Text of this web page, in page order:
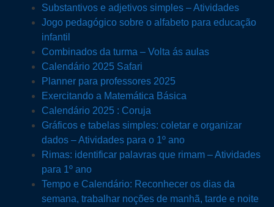
Substantivos e adjetivos simples – Atividades
Jogo pedagógico sobre o alfabeto para educação
infantil
Combinados da turma – Volta ás aulas
Calendário 2025 Safari
Planner para professores 2025
Exercitando a Matemática Básica
Calendário 2025 : Coruja
Gráficos e tabelas simples: coletar e organizar
dados – Atividades para o 1º ano
Rimas: identificar palavras que rimam – Atividades
para 1º ano
Tempo e Calendário: Reconhecer os dias da
semana, trabalhar noções de manhã, tarde e noite